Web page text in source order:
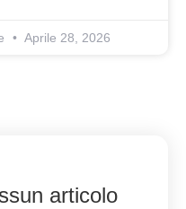
Aprile 28, 2026
articolo